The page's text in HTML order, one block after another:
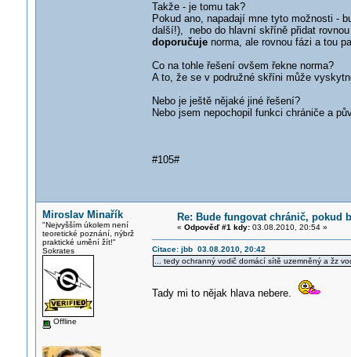
Takže - je tomu tak?
Pokud ano, napadají mne tyto možnosti -
další!), nebo do hlavní skříně přidat
doporučujenorma, ale rovnou fázi a tou
Co na tohle řešení ovšem řekne norma?
A to, že se v podružné skříni může
Nebo je ještě nějaké jiné řešení?
Nebo jsem nepochopil funkci chrániče a
#105#
Miroslav Minařík
"Nejvyšším úkolem není
teoretické poznání, nýbrž
praktické umění žít!"
Sokrates
Offline
Re: Bude fungovat chránič, pokud
« Odpověď #1 kdy:03.08.2010, 20:54 »
Citace: jbb 03.08.2010, 20:42
... tedy ochranný vodič domácí sítě uzemněný a žz
Tady mi to nějak hlava nebere.